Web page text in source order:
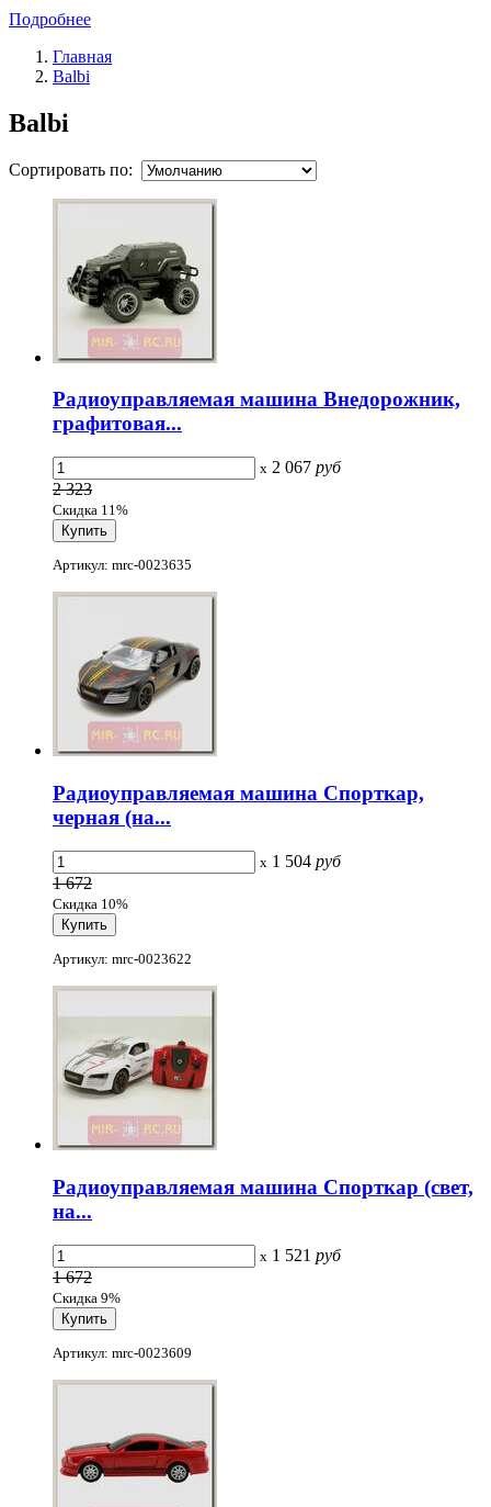
Подробнее
Главная
Balbi
Balbi
Сортировать по:
Радиоуправляемая машина Внедорожник,
графитовая...
x 2 067 руб
2 323
Скидка 11%
Артикул: mrc-0023635
Радиоуправляемая машина Спорткар,
черная (на...
x 1 504 руб
1 672
Скидка 10%
Артикул: mrc-0023622
Радиоуправляемая машина Спорткар (свет,
на...
x 1 521 руб
1 672
Скидка 9%
Артикул: mrc-0023609